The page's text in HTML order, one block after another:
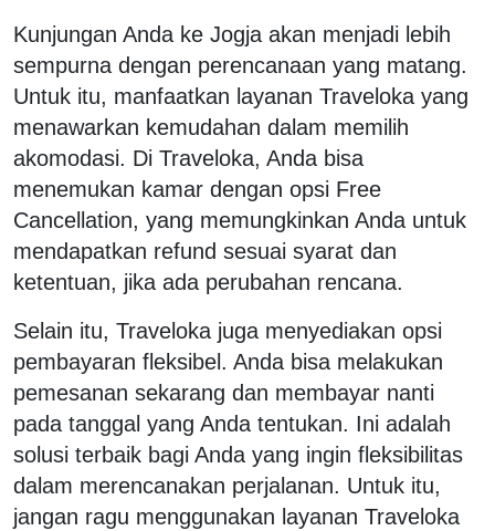
Kunjungan Anda ke Jogja akan menjadi lebih
sempurna dengan perencanaan yang matang.
Untuk itu, manfaatkan layanan Traveloka yang
menawarkan kemudahan dalam memilih
akomodasi. Di Traveloka, Anda bisa
menemukan kamar dengan opsi Free
Cancellation, yang memungkinkan Anda untuk
mendapatkan refund sesuai syarat dan
ketentuan, jika ada perubahan rencana.
Selain itu, Traveloka juga menyediakan opsi
pembayaran fleksibel. Anda bisa melakukan
pemesanan sekarang dan membayar nanti
pada tanggal yang Anda tentukan. Ini adalah
solusi terbaik bagi Anda yang ingin fleksibilitas
dalam merencanakan perjalanan. Untuk itu,
jangan ragu menggunakan layanan Traveloka